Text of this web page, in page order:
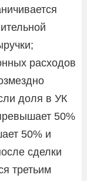
расходов
доля в УК
50%
50% и
сделки
третьим